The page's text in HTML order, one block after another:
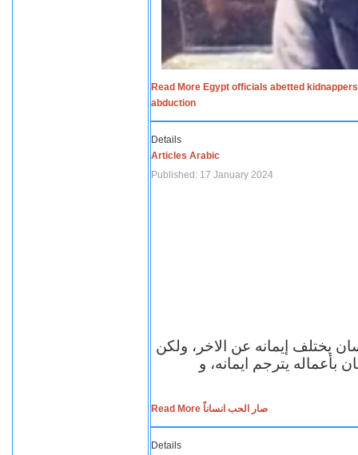
Read More Egypt officials abetted
abduction
Details
Articles Arabic
Published: 17 January 2024
يختلف إيمانه عن الاخر، ولكن
بأعماله يترجم ايمانه، و
Read More صار الحب انساناً
Details